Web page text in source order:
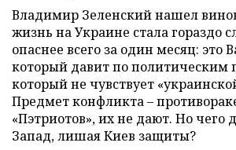
Владимир Зеленский нашел
жизнь на Украине стала гораздо
опаснее всего за один месяц: это
который давит по политическим
который не чувствует
Предмет конфликта –
«Пэтриотов», их не дают. Но чего
Запад, лишая Киев защиты?